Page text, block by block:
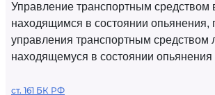
Управление транспортным средством
находящимся в состоянии опьянения,
управления транспортным средством
находящемуся в состоянии опьянения
ст. 161 БК РФ